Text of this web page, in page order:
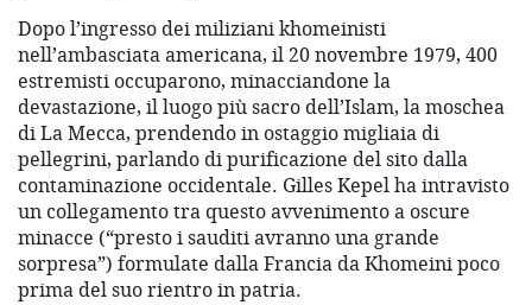
Dopo l’ingresso dei miliziani khomeinisti
nell’ambasciata americana, il 20 novembre 1979, 400
estremisti occuparono, minacciandone la
devastazione, il luogo più sacro dell’Islam, la moschea
di La Mecca, prendendo in ostaggio migliaia di
pellegrini, parlando di purificazione del sito dalla
contaminazione occidentale. Gilles Kepel ha intravisto
un collegamento tra questo avvenimento a oscure
minacce (“presto i sauditi avranno una grande
sorpresa”) formulate dalla Francia da Khomeini poco
prima del suo rientro in patria.